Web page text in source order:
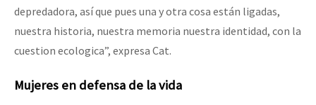
depredadora, así que pues una y otra cosa están ligadas,
nuestra historia, nuestra memoria nuestra identidad, con la
cuestion ecologica”, expresa Cat.
Mujeres en defensa de la vida